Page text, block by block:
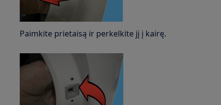
Paimkite prietaisą ir perkelkite jį į kairę.